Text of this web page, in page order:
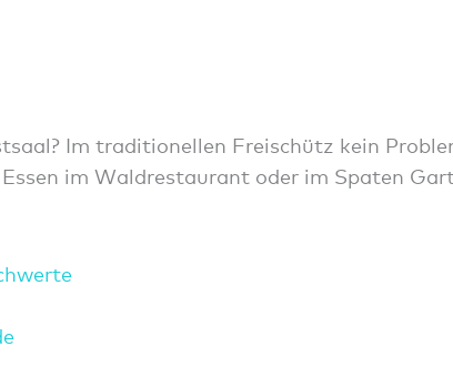
Im traditionellen Freischütz kein
im Waldrestaurant oder im Spaten